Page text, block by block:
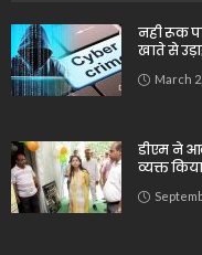
नही रूक
खाते से
March
डीएम ने
व्यक्त किया